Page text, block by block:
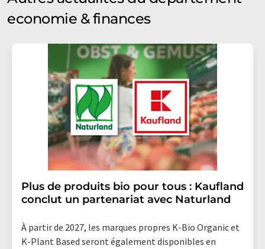
economie & finances
Plus de produits bio pour tous : Kaufland
conclut un partenariat avec Naturland
À partir de 2027, les marques propres K-Bio Organic et
K-Plant Based seront également disponibles en